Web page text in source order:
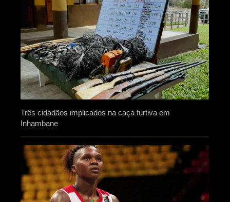
Três cidadãos implicados na caça furtiva em
Inhambane